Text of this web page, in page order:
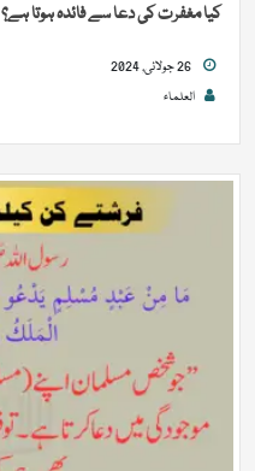
کیا مغفرت کی دعا سے فائدہ ہوتا ہے؟
العلماء